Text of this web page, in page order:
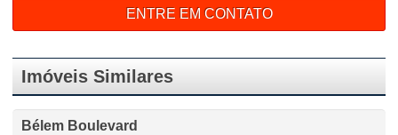
ENTRE EM CONTATO
Imóveis Similares
Bélem Boulevard